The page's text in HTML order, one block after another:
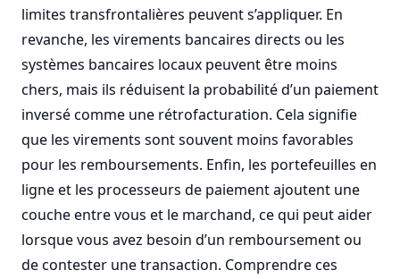
limites transfrontalières peuvent s’appliquer. En
revanche, les virements bancaires directs ou les
systèmes bancaires locaux peuvent être moins
chers, mais ils réduisent la probabilité d’un paiement
inversé comme une rétrofacturation. Cela signifie
que les virements sont souvent moins favorables
pour les remboursements. Enfin, les portefeuilles en
ligne et les processeurs de paiement ajoutent une
couche entre vous et le marchand, ce qui peut aider
lorsque vous avez besoin d’un remboursement ou
de contester une transaction. Comprendre ces